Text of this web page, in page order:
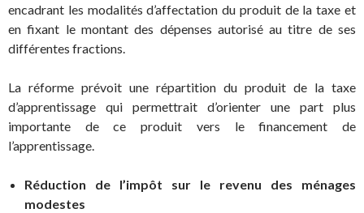
encadrant les modalités d’affectation du produit de la taxe et
en fixant le montant des dépenses autorisé au titre de ses
différentes fractions.
La réforme prévoit une répartition du produit de la taxe
d’apprentissage qui permettrait d’orienter une part plus
importante de ce produit vers le financement de
l’apprentissage.
Réduction de l’impôt sur le revenu des ménages
modestes